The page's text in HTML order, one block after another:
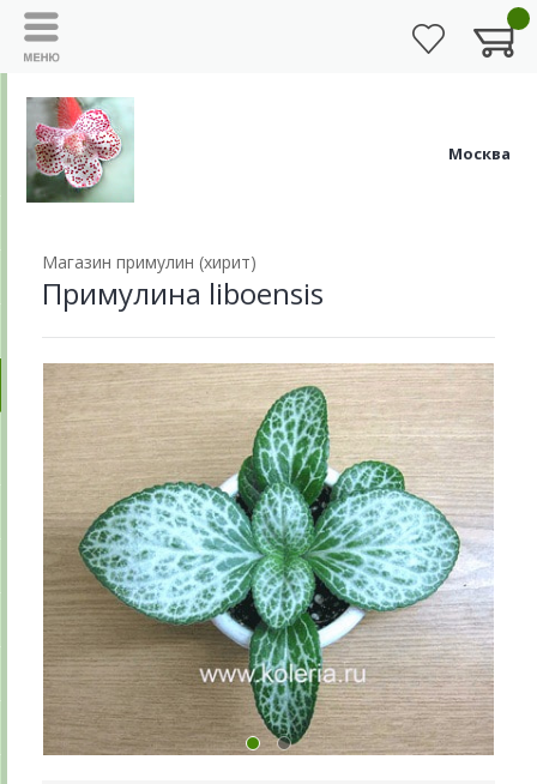
Москва
Магазин примулин (хирит)
Примулина liboensis